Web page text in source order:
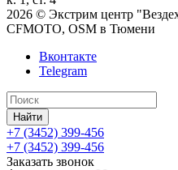
2026 © Экстрим центр
CFMOTO, OSM в Тюмени
Вконтакте
Telegram
Найти
+7 (3452) 399-456
+7 (3452) 399-456
Заказать звонок